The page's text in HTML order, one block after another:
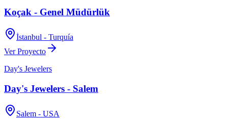
Koçak - Genel Müdürlük
İstanbul - Turquía
Ver Proyecto
Day's Jewelers
Day's Jewelers - Salem
Salem - USA